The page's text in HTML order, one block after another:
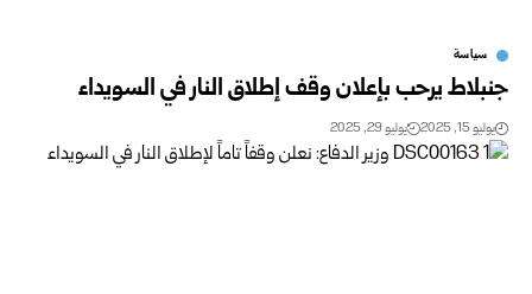
سياسة
جنبلاط يرحب بإعلان وقف إطلاق النار في السويداء
يوليو 15, 2025 يوليو 29, 2025